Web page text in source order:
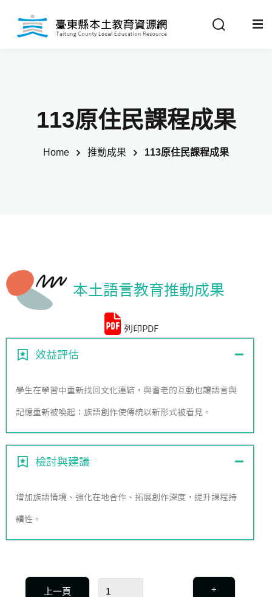
開課情形
計資料
113原住民課程成果
Home 推動成果 113原住民課程成果
本土語言教育推動成果
列印PDF
效益評估
學生在學習中重新找回文化連結，與耆老的互動也讓語言與
記憶重新被喚起；族語創作使傳統以新形式被看見。
檢討與建議
增加族語情境、強化在地合作、拓展創作深度，提升課程持
續性。
上一頁 +
Sign in Sign up